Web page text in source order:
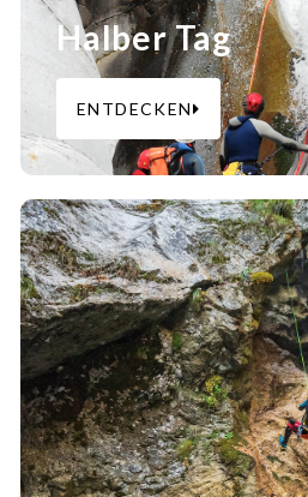
Halber Tag
ENTDECKEN